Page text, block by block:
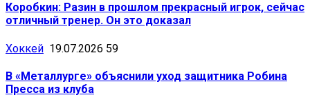
Коробкин: Разин в прошлом прекрасный игрок, сейчас
отличный тренер. Он это доказал
Хоккей 19.07.2026 59
В «Металлурге» объяснили уход защитника Робина
Пресса из клуба